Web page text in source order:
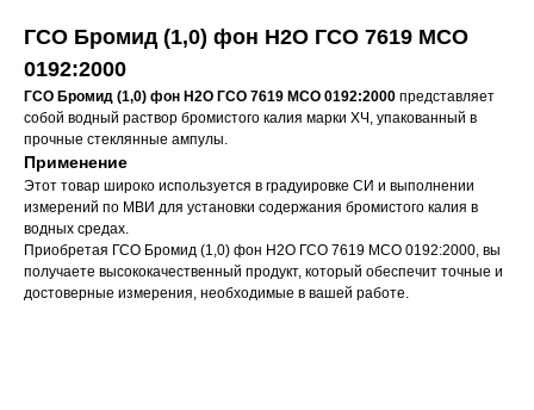
ГСО Бромид (1,0) фон Н2О ГСО 7619 МСО
0192:2000
ГСО Бромид (1,0) фон Н2О ГСО 7619 МСО 0192:2000 представляет
собой водный раствор бромистого калия марки ХЧ, упакованный в
прочные стеклянные ампулы.
Применение
Этот товар широко используется в градуировке СИ и выполнении
измерений по МВИ для установки содержания бромистого калия в
водных средах.
Приобретая ГСО Бромид (1,0) фон Н2О ГСО 7619 МСО 0192:2000, вы
получаете высококачественный продукт, который обеспечит точные и
достоверные измерения, необходимые в вашей работе.